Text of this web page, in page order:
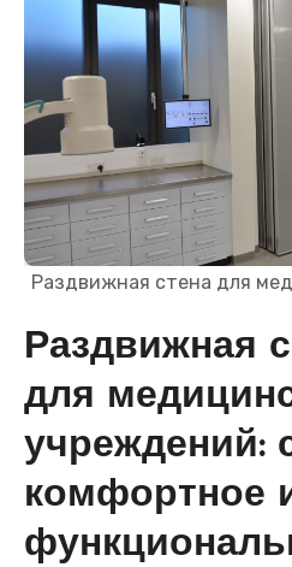
Раздвижная стена для
Раздвижная
для
учреждений:
комфортное